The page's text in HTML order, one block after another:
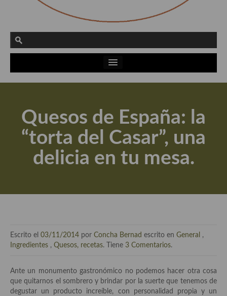
Actualidad y recomendaciones
Apuntes, estudios sobre temas interesantes e importantes
Aceite de Oliva Virgen Extra (AOVE)
Recetas maridadas con los mejores AOVES
Tiendas especiales
Especias, hierbas, condimentos, espesantes y aditivos
Quesos de España: la
“torta del Casar”, una
delicia en tu mesa.
Escrito el 03/11/2014 por Concha Bernad escrito en General
,
Ingredientes , Quesos, recetas. Tiene 3 Comentarios.
Ante un monumento gastronómico no podemos hacer otra cosa
que quitarnos el sombrero y brindar por la suerte que tenemos de
degustar un producto increíble, con personalidad propia y un